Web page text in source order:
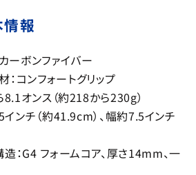
報
ーボンファイバー
：コンフォートグリップ
オンス（約218から230g）
インチ（約41.9cm）、幅約7.5インチ
造：G4 フォームコア、厚さ14mm、一